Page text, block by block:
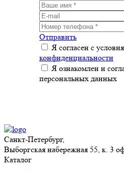
Отправить
Я согласен с
конфиденциальности
Я ознакомлен и
персональных данных
Санкт-Петербург,
Выборгская набережная 55, к. 3
Каталог